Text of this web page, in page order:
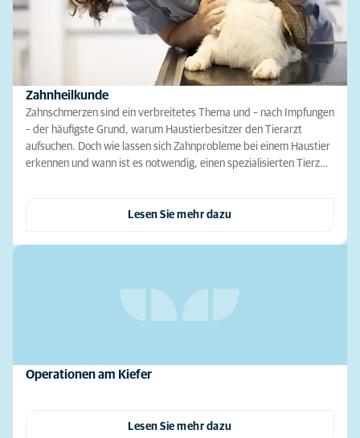
Zahnheilkunde
Zahnschmerzen sind ein verbreitetes Thema und – nach Impfungen
– der häufigste Grund, warum Haustierbesitzer den Tierarzt
aufsuchen. Doch wie lassen sich Zahnprobleme bei einem Haustier
erkennen und wann ist es notwendig, einen spezialisierten Tierz…
Lesen Sie mehr dazu
Operationen am Kiefer
Lesen Sie mehr dazu